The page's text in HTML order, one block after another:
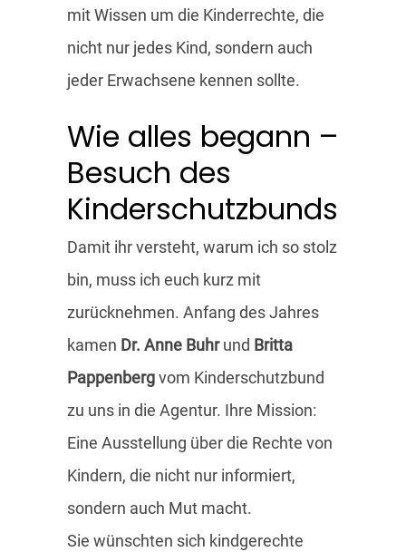
mit Wissen um die Kinderrechte, die
nicht nur jedes Kind, sondern auch
jeder Erwachsene kennen sollte.
Wie alles begann –
Besuch des
Kinderschutzbunds
Damit ihr versteht, warum ich so stolz
bin, muss ich euch kurz mit
zurücknehmen. Anfang des Jahres
kamen Dr. Anne Buhrund Britta
Pappenbergvom Kinderschutzbund
zu uns in die Agentur. Ihre Mission:
Eine Ausstellung über die Rechte von
Kindern, die nicht nur informiert,
sondern auch Mut macht.
Sie wünschten sich kindgerechte